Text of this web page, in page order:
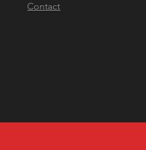
Contact